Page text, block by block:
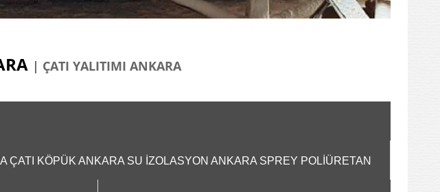
| ÇATI YALITIMI ANKARA
ÇATI KÖPÜK ANKARA SU İZOLASYON ANKARA SPREY POLİÜRETAN